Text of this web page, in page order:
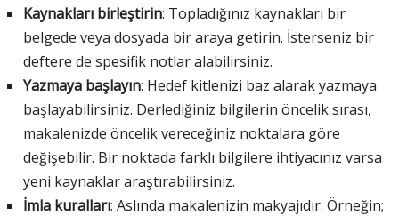
Kaynakları birleştirin: Topladığınız kaynakları bir
belgede veya dosyada bir araya getirin. İsterseniz bir
deftere de spesifik notlar alabilirsiniz.
Yazmaya başlayın: Hedef kitlenizi baz alarak yazmaya
başlayabilirsiniz. Derlediğiniz bilgilerin öncelik sırası,
makalenizde öncelik vereceğiniz noktalara göre
değişebilir. Bir noktada farklı bilgilere ihtiyacınız varsa
yeni kaynaklar araştırabilirsiniz.
İmla kuralları: Aslında makalenizin makyajıdır. Örneğin;